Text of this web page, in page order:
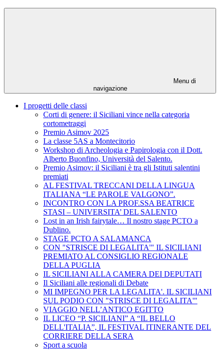
Menu di
navigazione
I progetti delle classi
Corti di genere: il Siciliani vince nella categoria
cortometraggi
Premio Asimov 2025
La classe 5AS a Montecitorio
Workshop di Archeologia e Papirologia con il Dott.
Alberto Buonfino, Università del Salento.
Premio Asimov: il Siciliani è tra gli Istituti salentini
premiati
AL FESTIVAL TRECCANI DELLA LINGUA
ITALIANA “LE PAROLE VALGONO”.
INCONTRO CON LA PROF.SSA BEATRICE
STASI – UNIVERSITA’ DEL SALENTO
Lost in an Irish fairytale… Il nostro stage PCTO a
Dublino.
STAGE PCTO A SALAMANCA
CON "STRISCE DI LEGALITA'" IL SICILIANI
PREMIATO AL CONSIGLIO REGIONALE
DELLA PUGLIA
IL SICILIANI ALLA CAMERA DEI DEPUTATI
Il Siciliani alle regionali di Debate
MI IMPEGNO PER LA LEGALITA'. IL SICILIANI
SUL PODIO CON "STRISCE DI LEGALITA'"
VIAGGIO NELL’ANTICO EGITTO
IL LICEO “P. SICILIANI” A “IL BELLO
DELL'ITALIA”, IL FESTIVAL ITINERANTE DEL
CORRIERE DELLA SERA
Sport a scuola